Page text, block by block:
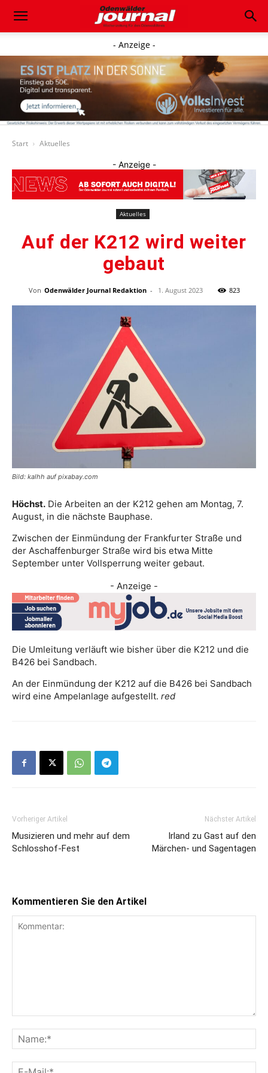
- Anzeige -
Start Aktuelles
- Anzeige -
Aktuelles
Auf der K212 wird weiter
gebaut
Von Odenwälder Journal Redaktion - 1. August 2023 823
Bild: kalhh auf pixabay.com
Höchst. Die Arbeiten an der K212 gehen am Montag, 7.
August, in die nächste Bauphase.
Zwischen der Einmündung der Frankfurter Straße und
der Aschaffenburger Straße wird bis etwa Mitte
September unter Vollsperrung weiter gebaut.
- Anzeige -
Die Umleitung verläuft wie bisher über die K212 und die
B426 bei Sandbach.
An der Einmündung der K212 auf die B426 bei Sandbach
wird eine Ampelanlage aufgestellt. red
Vorheriger Artikel
Musizieren und mehr auf dem
Schlosshof-Fest
Nächster Artikel
Irland zu Gast auf den
Märchen- und Sagentagen
Kommentieren Sie den Artikel